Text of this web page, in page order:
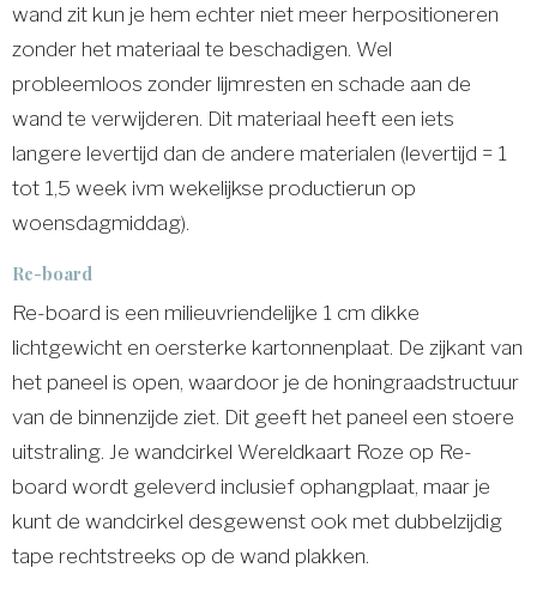
wand zit kun je hem echter niet meer herpositioneren
zonder het materiaal te beschadigen. Wel
probleemloos zonder lijmresten en schade aan de
wand te verwijderen. Dit materiaal heeft een iets
langere levertijd dan de andere materialen (levertijd = 1
tot 1,5 week ivm wekelijkse productierun op
woensdagmiddag).
Re-board
Re-board is een milieuvriendelijke 1 cm dikke
lichtgewicht en oersterke kartonnenplaat. De zijkant van
het paneel is open, waardoor je de honingraadstructuur
van de binnenzijde ziet. Dit geeft het paneel een stoere
uitstraling. Je wandcirkel Wereldkaart Roze op Re-
board wordt geleverd inclusief ophangplaat, maar je
kunt de wandcirkel desgewenst ook met dubbelzijdig
tape rechtstreeks op de wand plakken.